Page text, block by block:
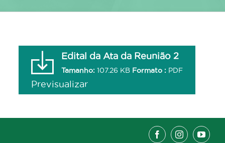
Edital da Ata da Reunião 2
Tamanho: 107.26 KB Formato : PDF
Previsualizar